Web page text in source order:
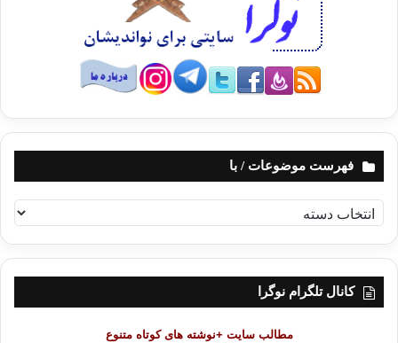
فهرست موضوعات / با
ه
ر
کانال تلگرام نوگرا
مطالب سایت +نوشته های کوتاه متنوع